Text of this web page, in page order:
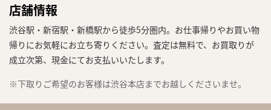
店舗情報
渋谷駅・新宿駅・新橋駅から徒歩5分圏内。お仕事帰りやお買い物
帰りにお気軽にお立ち寄りください。査定は無料で、お買取りが
成立次第、現金にてお支払いいたします。
※下取りご希望のお客様は渋谷本店までお越しくださいませ。